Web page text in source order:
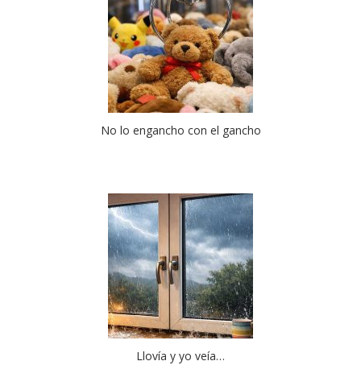
No lo engancho con el gancho
Llovía y yo veía…